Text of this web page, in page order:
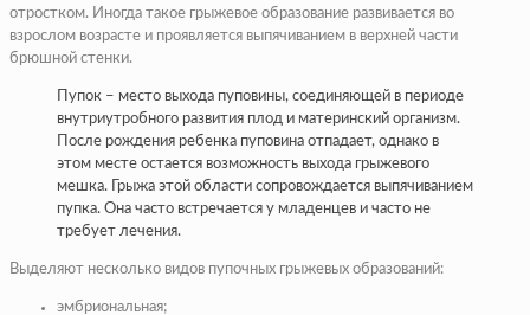
отростком. Иногда такое грыжевое образование развивается во
взрослом возрасте и проявляется выпячиванием в верхней части
брюшной стенки.
Пупок – место выхода пуповины, соединяющей в периоде
внутриутробного развития плод и материнский организм.
После рождения ребенка пуповина отпадает, однако в
этом месте остается возможность выхода грыжевого
мешка. Грыжа этой области сопровождается выпячиванием
пупка. Она часто встречается у младенцев и часто не
требует лечения.
Выделяют несколько видов пупочных грыжевых образований:
эмбриональная;